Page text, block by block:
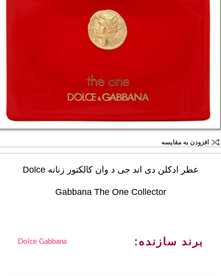
افزودن به مقایسه
عطر ادکلن دی اند جی د وان کالکتور زنانه Dolce
Gabbana The One Collector
برند سازنده: Dolce Gabbana